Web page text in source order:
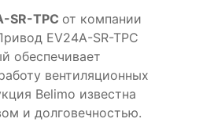
SR-TPC от компании
EV24A-SR-TPC
обеспечивает
вентиляционных
Belimo известна
и долговечностью.